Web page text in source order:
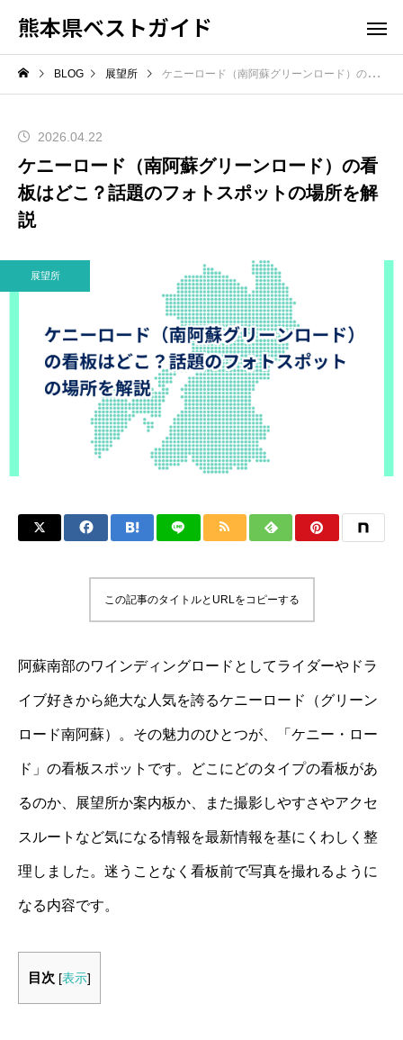
熊本県ベストガイド
BLOG 展望所 ケニーロード（南阿蘇グリーンロード）の看板はどこ？話題のフォトスポットの場所を解説
2026.04.22
ケニーロード（南阿蘇グリーンロード）の看
板はどこ？話題のフォトスポットの場所を解
説
展望所
この記事のタイトルとURLをコピーする
阿蘇南部のワインディングロードとしてライダーやドラ
イブ好きから絶大な人気を誇るケニーロード（グリーン
ロード南阿蘇）。その魅力のひとつが、「ケニー・ロー
ド」の看板スポットです。どこにどのタイプの看板があ
るのか、展望所か案内板か、また撮影しやすさやアクセ
スルートなど気になる情報を最新情報を基にくわしく整
理しました。迷うことなく看板前で写真を撮れるように
なる内容です。
目次 [表示]